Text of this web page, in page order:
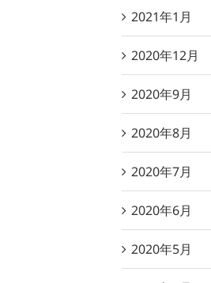
2021年1月
2020年12月
2020年9月
2020年8月
2020年7月
2020年6月
2020年5月